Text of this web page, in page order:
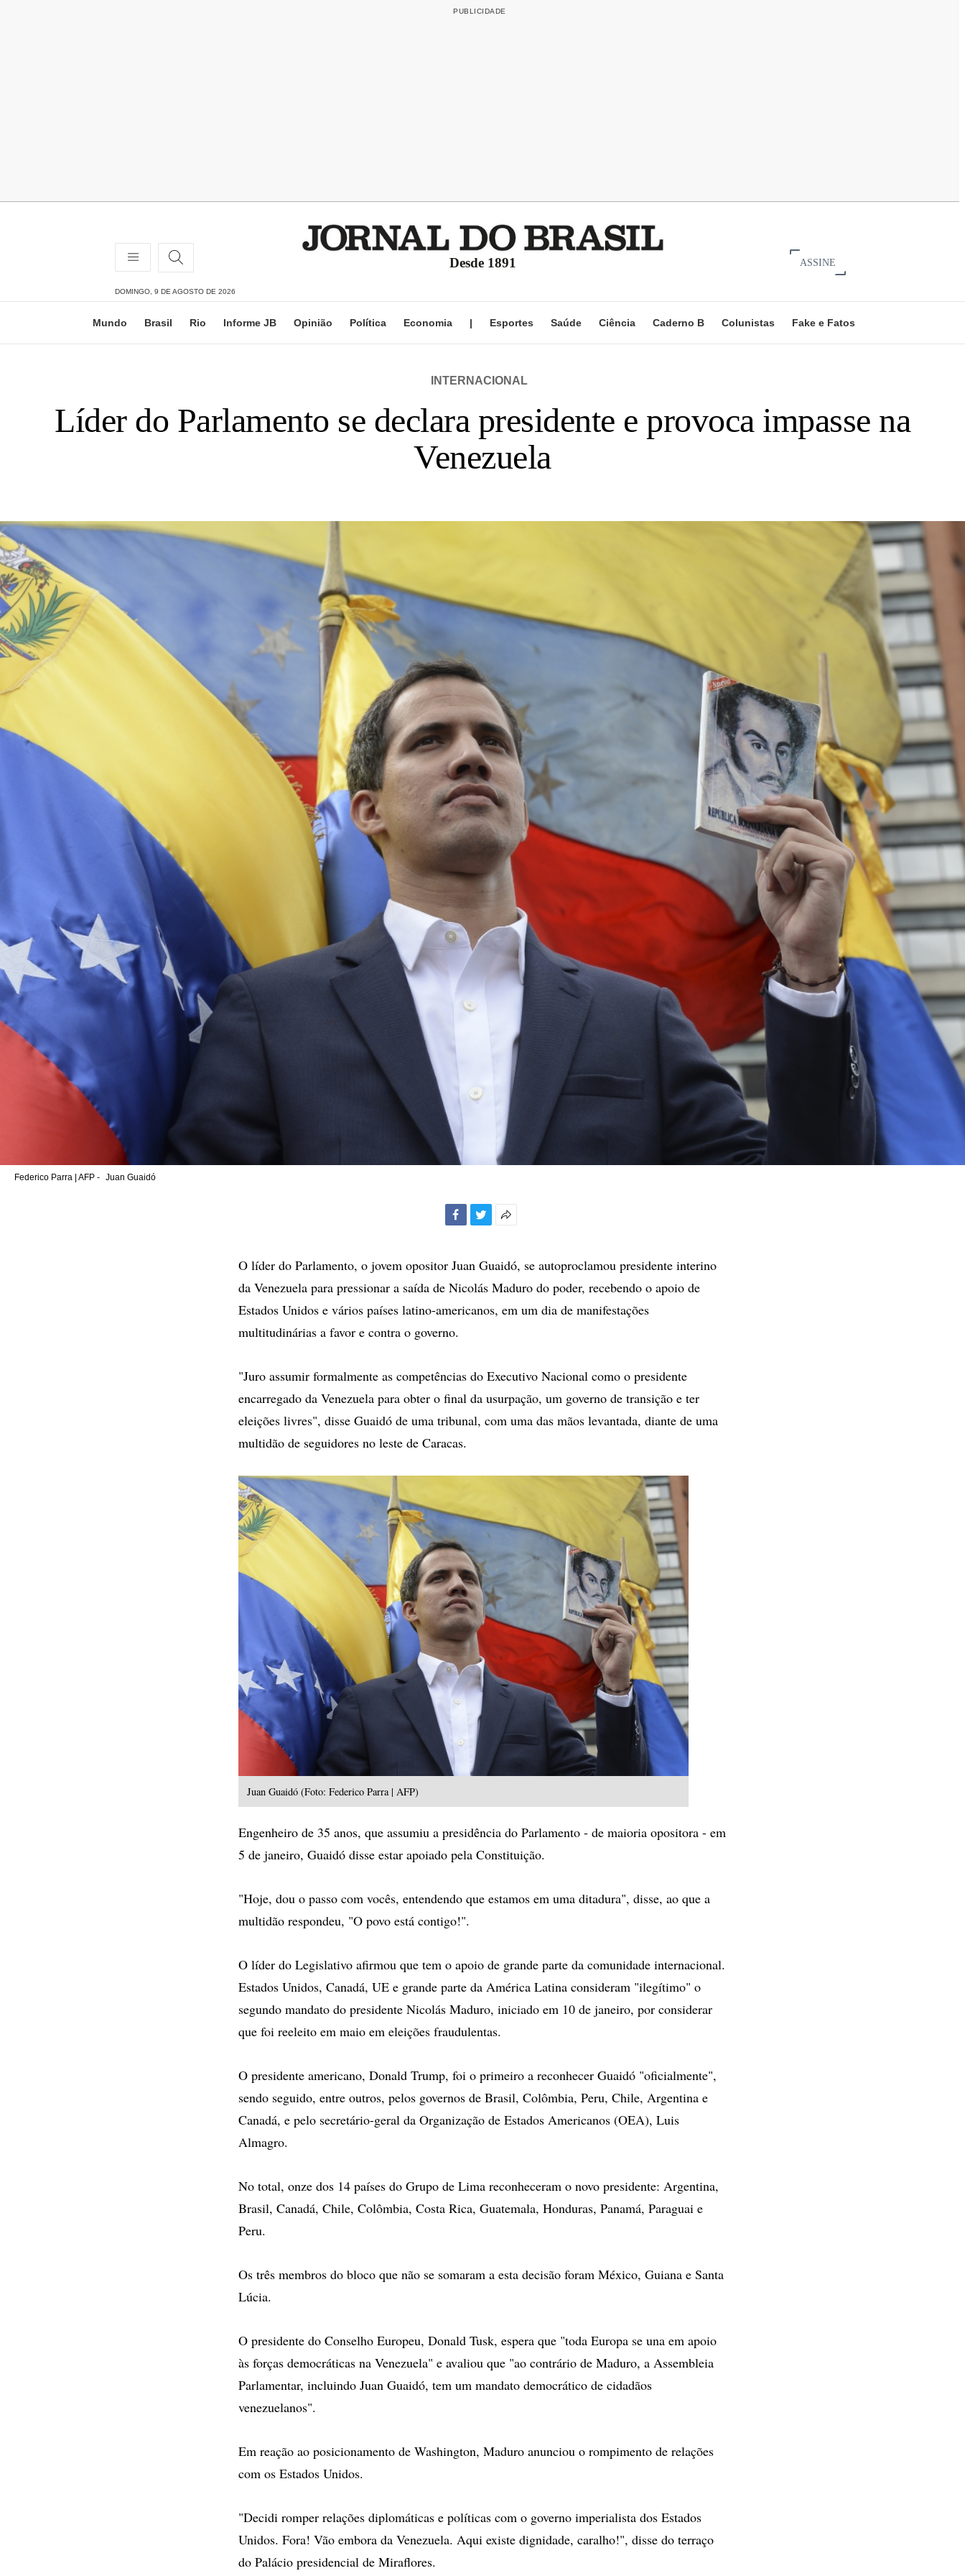
Desde 1891 ASSINE
DOMINGO, 9 DE AGOSTO DE 2026
Mundo Brasil Rio Informe JB Opinião Política Economia | Esportes Saúde Ciência Caderno B Colunistas Fake e Fatos
INTERNACIONAL
Líder do Parlamento se declara presidente e provoca impasse na
Venezuela
Federico Parra | AFP - Juan Guaidó
compartilhamento
O líder do Parlamento, o jovem opositor Juan Guaidó, se autoproclamou presidente interino
da Venezuela para pressionar a saída de Nicolás Maduro do poder, recebendo o apoio de
Estados Unidos e vários países latino-americanos, em um dia de manifestações
multitudinárias a favor e contra o governo.
"Juro assumir formalmente as competências do Executivo Nacional como o presidente
encarregado da Venezuela para obter o final da usurpação, um governo de transição e ter
eleições livres", disse Guaidó de uma tribunal, com uma das mãos levantada, diante de uma
multidão de seguidores no leste de Caracas.
Juan Guaidó (Foto: Federico Parra | AFP)
Engenheiro de 35 anos, que assumiu a presidência do Parlamento - de maioria opositora - em
5 de janeiro, Guaidó disse estar apoiado pela Constituição.
"Hoje, dou o passo com vocês, entendendo que estamos em uma ditadura", disse, ao que a
multidão respondeu, "O povo está contigo!".
O líder do Legislativo afirmou que tem o apoio de grande parte da comunidade internacional.
Estados Unidos, Canadá, UE e grande parte da América Latina consideram "ilegítimo" o
segundo mandato do presidente Nicolás Maduro, iniciado em 10 de janeiro, por considerar
que foi reeleito em maio em eleições fraudulentas.
O presidente americano, Donald Trump, foi o primeiro a reconhecer Guaidó "oficialmente",
sendo seguido, entre outros, pelos governos de Brasil, Colômbia, Peru, Chile, Argentina e
Canadá, e pelo secretário-geral da Organização de Estados Americanos (OEA), Luis
Almagro.
No total, onze dos 14 países do Grupo de Lima reconheceram o novo presidente: Argentina,
Brasil, Canadá, Chile, Colômbia, Costa Rica, Guatemala, Honduras, Panamá, Paraguai e
Peru.
Os três membros do bloco que não se somaram a esta decisão foram México, Guiana e Santa
Lúcia.
O presidente do Conselho Europeu, Donald Tusk, espera que "toda Europa se una em apoio
às forças democráticas na Venezuela" e avaliou que "ao contrário de Maduro, a Assembleia
Parlamentar, incluindo Juan Guaidó, tem um mandato democrático de cidadãos
venezuelanos".
Em reação ao posicionamento de Washington, Maduro anunciou o rompimento de relações
com os Estados Unidos.
"Decidi romper relações diplomáticas e políticas com o governo imperialista dos Estados
Unidos. Fora! Vão embora da Venezuela. Aqui existe dignidade, caralho!", disse do terraço
do Palácio presidencial de Miraflores.